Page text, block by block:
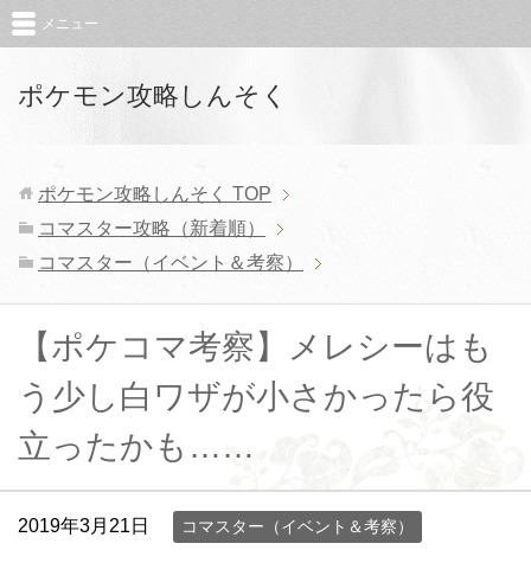
ポケモン攻略しんそく
メニュー
ポケモン攻略しんそく TOP
コマスター攻略（新着順）
コマスター（イベント＆考察）
【ポケコマ考察】メレシーはも
う少し白ワザが小さかったら役
立ったかも……
2019年3月21日 コマスター（イベント＆考察）